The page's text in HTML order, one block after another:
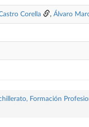
Corella , Álvaro
Formación